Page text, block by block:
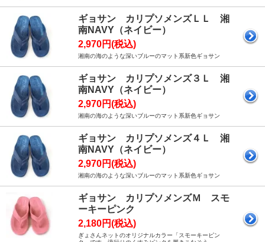
ギョサン カリプソメンズＬＬ 湘
南NAVY（ネイビー）
2,970円(税込)
湘南の海のような深いブルーのマット系新色ギョサン
ギョサン カリプソメンズ３Ｌ 湘
南NAVY（ネイビー）
2,970円(税込)
湘南の海のような深いブルーのマット系新色ギョサン
ギョサン カリプソメンズ４Ｌ 湘
南NAVY（ネイビー）
2,970円(税込)
湘南の海のような深いブルーのマット系新色ギョサン
ギョサン カリプソメンズＭ スモ
ーキーピンク
2,180円(税込)
ぎょさんネットのオリジナルカラー「スモーキーピン